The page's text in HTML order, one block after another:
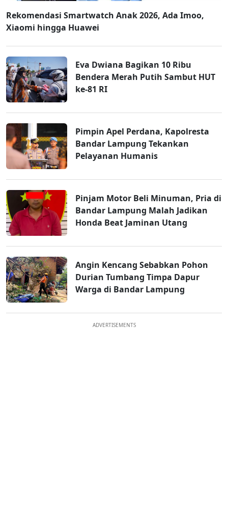
Rekomendasi Smartwatch Anak 2026, Ada Imoo,
Xiaomi hingga Huawei
Eva Dwiana Bagikan 10 Ribu
Bendera Merah Putih Sambut HUT
ke-81 RI
Pimpin Apel Perdana, Kapolresta
Bandar Lampung Tekankan
Pelayanan Humanis
Pinjam Motor Beli Minuman, Pria di
Bandar Lampung Malah Jadikan
Honda Beat Jaminan Utang
Angin Kencang Sebabkan Pohon
Durian Tumbang Timpa Dapur
Warga di Bandar Lampung
ADVERTISEMENTS